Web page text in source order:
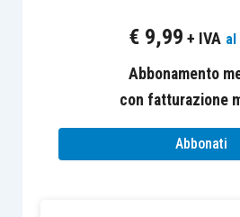
Tributi e accertamento
“La trasformazione
trasferimento di sede in
costituita in uno Stato
Europea: profili civilistici e
€ 9,99 + IVA al
Abbonamento
con fatturazione
Abbonati